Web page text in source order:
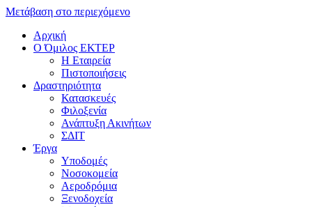
Μετάβαση στο περιεχόμενο
Αρχική
Ο Όμιλος ΕΚΤΕΡ
H Εταιρεία
Πιστοποιήσεις
Δραστηριότητα
Κατασκευές
Φιλοξενία
Ανάπτυξη Ακινήτων
ΣΔΙΤ
Έργα
Υποδομές
Νοσοκομεία
Αεροδρόμια
Ξενοδοχεία